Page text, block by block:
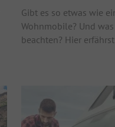
Gibt es so etwas wie
Wohnmobile? Und
beachten? Hier